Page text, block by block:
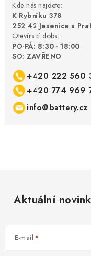
Kde nás najdete:
K Rybníku 378
252 42 Jesenice u
Otevírací doba:
PO-PÁ: 8:30 - 18:00
SO: ZAVŘENO
+420 222 560
+420 774 969
info@battery.cz
Aktuální
E-mail